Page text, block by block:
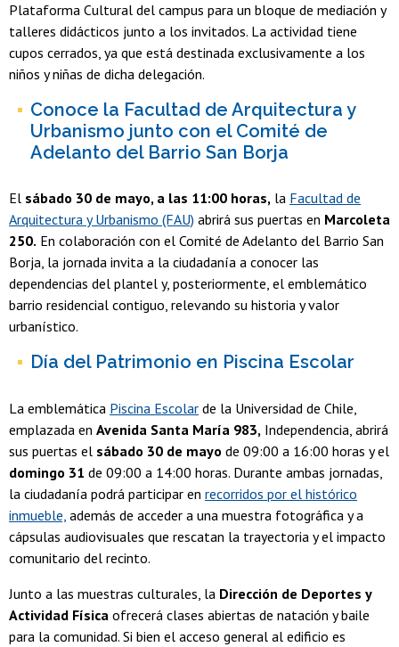
Plataforma Cultural del campus para un bloque de mediación y
talleres didácticos junto a los invitados. La actividad tiene
cupos cerrados, ya que está destinada exclusivamente a los
niños y niñas de dicha delegación.
Conoce la Facultad de Arquitectura y
Urbanismo junto con el Comité de
Adelanto del Barrio San Borja
El sábado 30 de mayo, a las 11:00 horas, la Facultad de
Arquitectura y Urbanismo (FAU) abrirá sus puertas en Marcoleta
250. En colaboración con el Comité de Adelanto del Barrio San
Borja, la jornada invita a la ciudadanía a conocer las
dependencias del plantel y, posteriormente, el emblemático
barrio residencial contiguo, relevando su historia y valor
urbanístico.
Día del Patrimonio en Piscina Escolar
La emblemática Piscina Escolar de la Universidad de Chile,
emplazada en Avenida Santa María 983, Independencia, abrirá
sus puertas el sábado 30 de mayo de 09:00 a 16:00 horas y el
domingo 31 de 09:00 a 14:00 horas. Durante ambas jornadas,
la ciudadanía podrá participar en recorridos por el histórico
inmueble, además de acceder a una muestra fotográfica y a
cápsulas audiovisuales que rescatan la trayectoria y el impacto
comunitario del recinto.
Junto a las muestras culturales, la Dirección de Deportes y
Actividad Física ofrecerá clases abiertas de natación y baile
para la comunidad. Si bien el acceso general al edificio es